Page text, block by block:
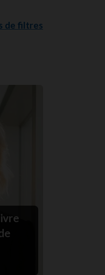
de filtres